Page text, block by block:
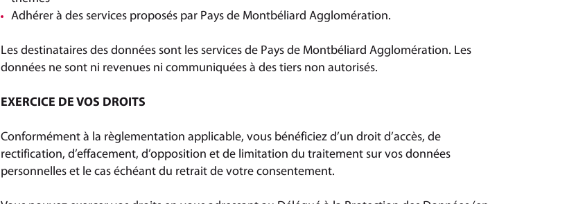
Adhérer à des services proposés par Pays de Montbéliard Agglomération.
Les destinataires des données sont les services de Pays de Montbéliard Agglomération. Les
données ne sont ni revenues ni communiquées à des tiers non autorisés.
EXERCICE DE VOS DROITS
Conformément à la règlementation applicable, vous bénéficiez d’un droit d’accès, de
rectification, d’effacement, d’opposition et de limitation du traitement sur vos données
personnelles et le cas échéant du retrait de votre consentement.